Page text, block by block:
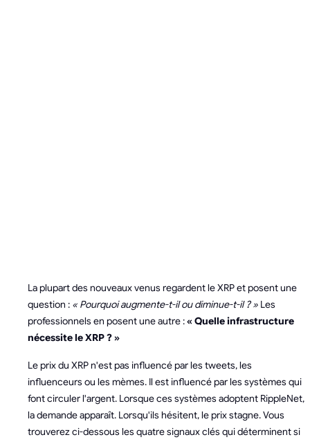
La plupart des nouveaux venus regardent le XRP et posent une
question : « Pourquoi augmente-t-il ou diminue-t-il ? » Les
professionnels en posent une autre :« Quelle infrastructure
nécessite le XRP ? »
Le prix du XRP n'est pas influencé par les tweets, les
influenceurs ou les mèmes. Il est influencé par les systèmes qui
font circuler l'argent. Lorsque ces systèmes adoptent RippleNet,
la demande apparaît. Lorsqu'ils hésitent, le prix stagne. Vous
trouverez ci-dessous les quatre signaux clés qui déterminent si